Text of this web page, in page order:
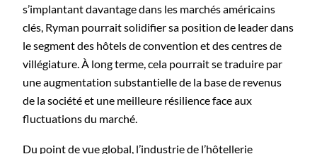
s’implantant davantage dans les marchés américains
clés, Ryman pourrait solidifier sa position de leader dans
le segment des hôtels de convention et des centres de
villégiature. À long terme, cela pourrait se traduire par
une augmentation substantielle de la base de revenus
de la société et une meilleure résilience face aux
fluctuations du marché.
Du point de vue global, l’industrie de l’hôtellerie